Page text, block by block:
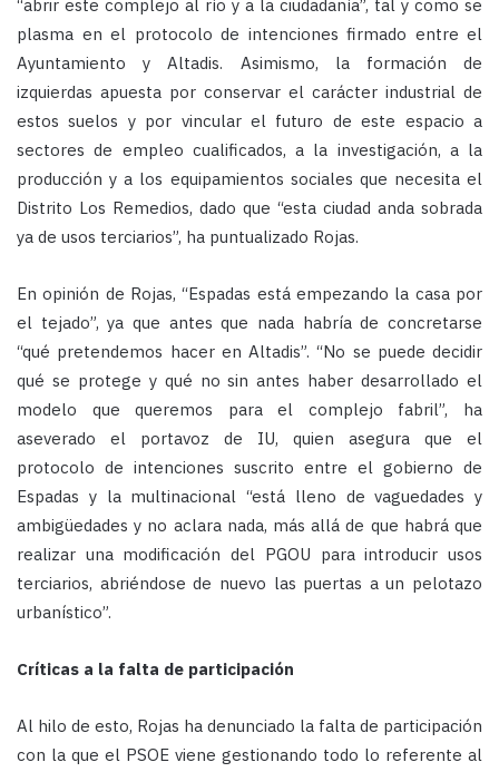
“abrir este complejo al río y a la ciudadanía”, tal y como se
plasma en el protocolo de intenciones firmado entre el
Ayuntamiento y Altadis. Asimismo, la formación de
izquierdas apuesta por conservar el carácter industrial de
estos suelos y por vincular el futuro de este espacio a
sectores de empleo cualificados, a la investigación, a la
producción y a los equipamientos sociales que necesita el
Distrito Los Remedios, dado que “esta ciudad anda sobrada
ya de usos terciarios”, ha puntualizado Rojas.
En opinión de Rojas, “Espadas está empezando la casa por
el tejado”, ya que antes que nada habría de concretarse
“qué pretendemos hacer en Altadis”. “No se puede decidir
qué se protege y qué no sin antes haber desarrollado el
modelo que queremos para el complejo fabril”, ha
aseverado el portavoz de IU, quien asegura que el
protocolo de intenciones suscrito entre el gobierno de
Espadas y la multinacional “está lleno de vaguedades y
ambigüedades y no aclara nada, más allá de que habrá que
realizar una modificación del PGOU para introducir usos
terciarios, abriéndose de nuevo las puertas a un pelotazo
urbanístico”.
Críticas a la falta de participación
Al hilo de esto, Rojas ha denunciado la falta de participación
con la que el PSOE viene gestionando todo lo referente al